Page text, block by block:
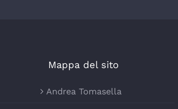
Mappa del sito
Andrea Tomasella